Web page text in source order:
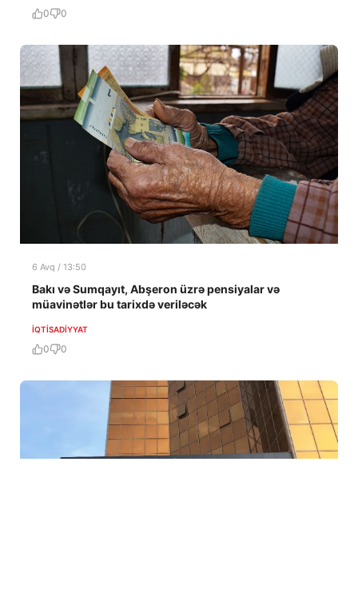
0 0
6 Avq / 13:50
Bakı və Sumqayıt, Abşeron üzrə pensiyalar və
müavinətlər bu tarixdə veriləcək
İQTISADIYYAT
0 0